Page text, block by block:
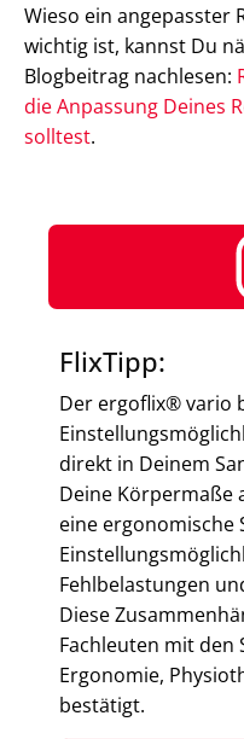
Wieso ein angepasster
wichtig ist, kannst Du
Blogbeitrag nachlesen:
die Anpassung Deines
solltest.
FlixTipp:
Der ergoflix® vario
direkt in Deinem
Deine Körpermaße
eine ergonomische
Fehlbelastungen
Diese
Fachleuten mit den
Ergonomie,
bestätigt.